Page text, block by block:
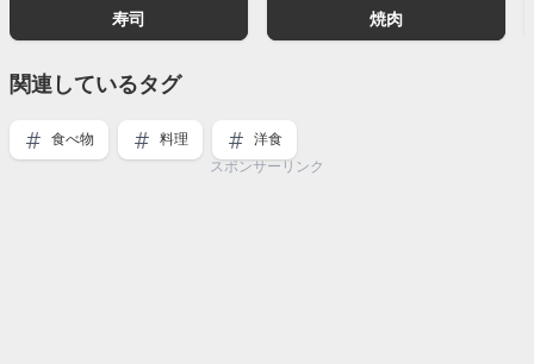
寿司 焼肉
関連しているタグ
食べ物 料理
洋食
スポンサーリンク